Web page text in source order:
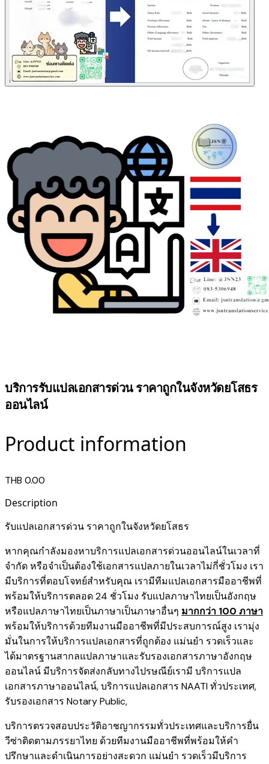
บริการรับแปลเอกสารด่วน ราคาถูกในจังหวัดยโสธร
ออนไลน์
Product information
THB 0.00
Description
รับแปลเอกสารด่วน ราคาถูกในจังหวัดยโสธร
หากคุณกำลังมองหาบริการแปลเอกสารด่วนออนไลน์ในเวลาที่
จำกัด หรือจำเป็นต้องใช้เอกสารแปลภายในเวลาไม่กี่ชั่วโมง เรา
มีบริการที่ตอบโจทย์สำหรับคุณ เรามีทีมแปลเอกสารมืออาชีพที่
พร้อมให้บริการตลอด 24 ชั่วโมง รับแปลภาษาไทยเป็นอังกฤษ
หรือแปลภาษาไทยเป็นภาษาเป็นภาษาอื่นๆ มากกว่า 100 ภาษา
พร้อมให้บริการด้วยทีมงานมืออาชีพที่มีประสบการณ์สูง เรามุ่ง
มั่นในการให้บริการแปลเอกสารที่ถูกต้อง แม่นยำ รวดเร็วและ
ได้มาตรฐานสากลแปลภาษาและรับรองเอกสารภาษาอังกฤษ
ออนไลน์ มีบริการจัดส่งกลับทางไปรษณีย์เรามี บริการแปล
เอกสารภาษาออนไลน์,บริการแปลเอกสาร NAATI ​ทั่วประเทศ,
รับรองเอกสาร Notary Public,
บริการตรวจสอบประวัติอาชญากรรม​ทั่วประเทศและบริการยื่น
วีซ่าติดตามภรรยาไทย ด้วยทีมงานมืออาชีพที่พร้อมให้คำ
ปรึกษาและดำเนินการอย่างสะดวก แม่นยำ รวดเร็วมีบริการ